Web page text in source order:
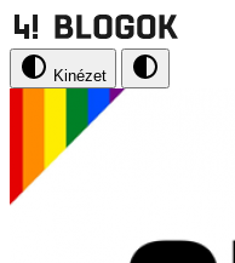
Kinézet